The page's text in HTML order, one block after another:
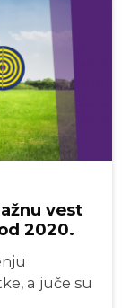
vest
2020.
a juče su